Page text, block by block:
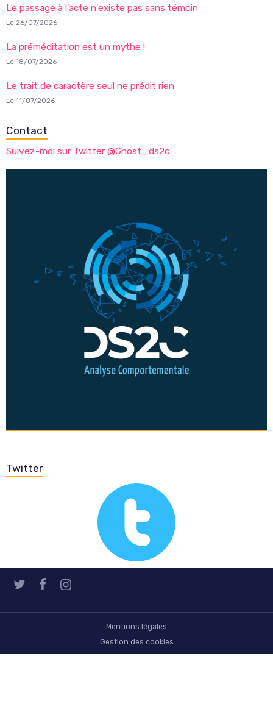
Le passage à l'acte n'existe pas sans témoin
Le 26/07/2026
La préméditation est un mythe !
Le 18/07/2026
Le trait de caractère seul ne prédit rien
Le 11/07/2026
Contact
Suivez-moi sur Twitter @Ghost_ds2c
Twitter
Mentions légales
Gestion des cookies